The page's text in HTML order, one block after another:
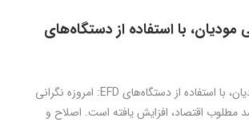
مودیان، با استفاده از دستگاه‌های
شفافیت مالیاتی مودیان، با استفاده از دستگاه‌های EFD: امروزه نگرانی
مطلوب اقتصاد، افزایش یافته است. اصلاح و